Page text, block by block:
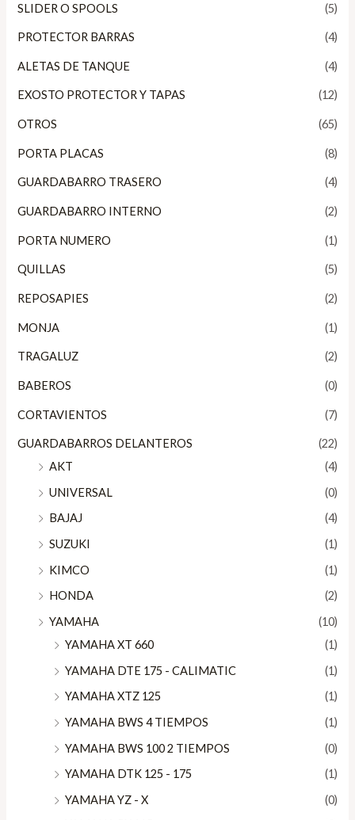
SLIDER O SPOOLS (5)
PROTECTOR BARRAS (4)
ALETAS DE TANQUE (4)
EXOSTO PROTECTOR Y TAPAS (12)
OTROS (65)
PORTA PLACAS (8)
GUARDABARRO TRASERO (4)
GUARDABARRO INTERNO (2)
PORTA NUMERO (1)
QUILLAS (5)
REPOSAPIES (2)
MONJA (1)
TRAGALUZ (2)
BABEROS (0)
CORTAVIENTOS (7)
GUARDABARROS DELANTEROS
(22)
AKT
(4)
UNIVERSAL
(0)
BAJAJ
(4)
SUZUKI
(1)
KIMCO
(1)
HONDA
(2)
YAMAHA
(10)
YAMAHA XT 660
(1)
YAMAHA DTE 175 - CALIMATIC
(1)
YAMAHA XTZ 125
(1)
YAMAHA BWS 4 TIEMPOS
(1)
YAMAHA BWS 100 2 TIEMPOS
(0)
YAMAHA DTK 125 - 175
(1)
YAMAHA YZ - X
(0)